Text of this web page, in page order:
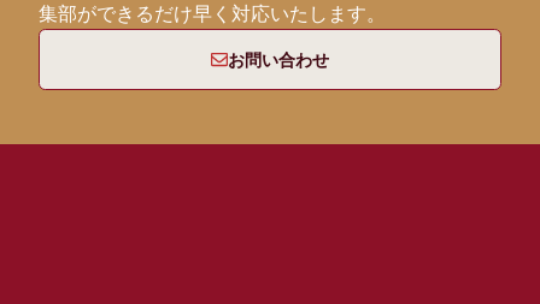
集部ができるだけ早く対応いたします。
お問い合わせ